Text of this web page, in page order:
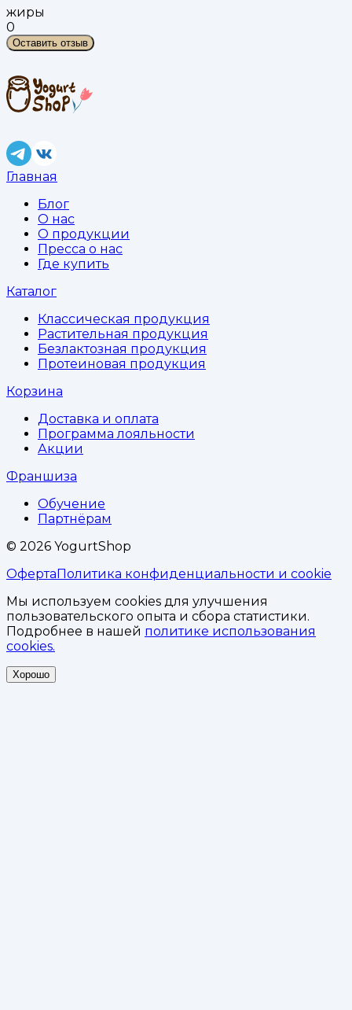
жиры
0
Оставить отзыв
Главная
Блог
О нас
О продукции
Пресса о нас
Где купить
Каталог
Классическая продукция
Растительная продукция
Безлактозная продукция
Протеиновая продукция
Корзина
Доставка и оплата
Программа лояльности
Акции
Франшиза
Обучение
Партнёрам
© 2026 YogurtShop
ОфертаПолитика конфиденциальности и cookie
Мы используем cookies для улучшения
пользовательского опыта и сбора статистики.
Подробнее в нашей политике использования
cookies.
Хорошо